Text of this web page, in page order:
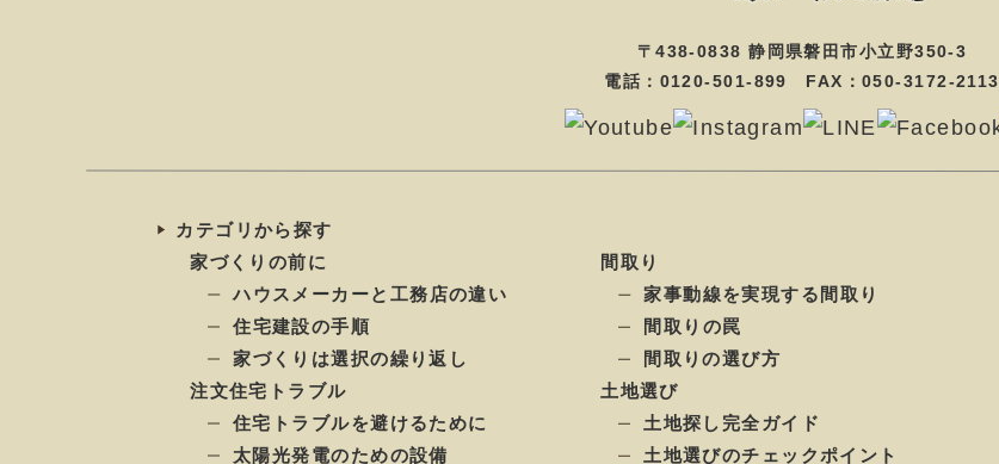
〒438-0838 静岡県磐田市小立野350-3
電話：0120-501-899 FAX：050-3172-2113
カテゴリから探す
家づくりの前に
ハウスメーカーと工務店の違い
住宅建設の手順
家づくりは選択の繰り返し
注文住宅トラブル
住宅トラブルを避けるために
太陽光発電のための設備
間取り
家事動線を実現する間取り
間取りの罠
間取りの選び方
土地選び
土地探し完全ガイド
土地選びのチェックポイント